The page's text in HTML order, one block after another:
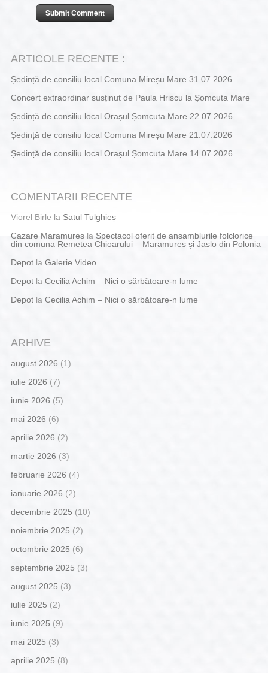
ARTICOLE RECENTE :
Ședință de consiliu local Comuna Mireșu Mare 31.07.2026
Concert extraordinar susținut de Paula Hriscu la Șomcuta Mare
Ședință de consiliu local Orașul Șomcuta Mare 22.07.2026
Ședință de consiliu local Comuna Mireșu Mare 21.07.2026
Ședință de consiliu local Orașul Șomcuta Mare 14.07.2026
COMENTARII RECENTE
Viorel Birle la Satul Tulghieș
Cazare Maramuresla Spectacol oferit de ansamblurile folclorice
din comuna Remetea Chioarului – Maramureș și Jaslo din Polonia
Depotla Galerie Video
Depotla Cecilia Achim – Nici o sărbătoare-n lume
Depotla Cecilia Achim – Nici o sărbătoare-n lume
ARHIVE
august 2026 (1)
iulie 2026 (7)
iunie 2026 (5)
mai 2026 (6)
aprilie 2026 (2)
martie 2026 (3)
februarie 2026 (4)
ianuarie 2026 (2)
decembrie 2025 (10)
noiembrie 2025 (2)
octombrie 2025 (6)
septembrie 2025 (3)
august 2025 (3)
iulie 2025 (2)
iunie 2025 (9)
mai 2025 (3)
aprilie 2025 (8)